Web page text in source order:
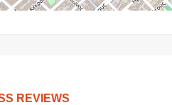
REVIEWS